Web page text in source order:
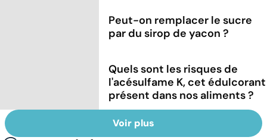
Peut-on remplacer le sucre
par du sirop de yacon ?
Quels sont les risques de
l'acésulfame K, cet édulcorant
présent dans nos aliments ?
Voir plus